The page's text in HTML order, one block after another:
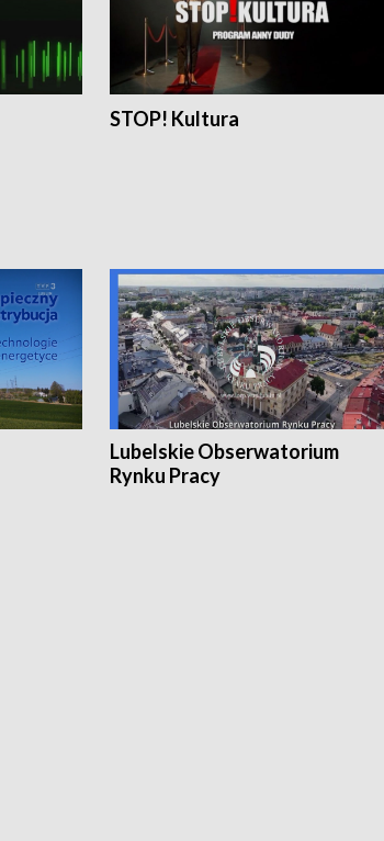
STOP! Kultura
Lubelskie Obserwatorium
Rynku Pracy